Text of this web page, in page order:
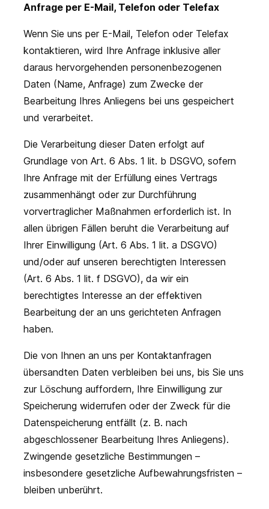
Anfrage per E-Mail, Telefon oder Telefax
Wenn Sie uns per E-Mail, Telefon oder Telefax
kontaktieren, wird Ihre Anfrage inklusive aller
daraus hervorgehenden personenbezogenen
Daten (Name, Anfrage) zum Zwecke der
Bearbeitung Ihres Anliegens bei uns gespeichert
und verarbeitet.
Die Verarbeitung dieser Daten erfolgt auf
Grundlage von Art. 6 Abs. 1 lit. b DSGVO, sofern
Ihre Anfrage mit der Erfüllung eines Vertrags
zusammenhängt oder zur Durchführung
vorvertraglicher Maßnahmen erforderlich ist. In
allen übrigen Fällen beruht die Verarbeitung auf
Ihrer Einwilligung (Art. 6 Abs. 1 lit. a DSGVO)
und/oder auf unseren berechtigten Interessen
(Art. 6 Abs. 1 lit. f DSGVO), da wir ein
berechtigtes Interesse an der effektiven
Bearbeitung der an uns gerichteten Anfragen
haben.
Die von Ihnen an uns per Kontaktanfragen
übersandten Daten verbleiben bei uns, bis Sie uns
zur Löschung auffordern, Ihre Einwilligung zur
Speicherung widerrufen oder der Zweck für die
Datenspeicherung entfällt (z. B. nach
abgeschlossener Bearbeitung Ihres Anliegens).
Zwingende gesetzliche Bestimmungen –
insbesondere gesetzliche Aufbewahrungsfristen –
bleiben unberührt.